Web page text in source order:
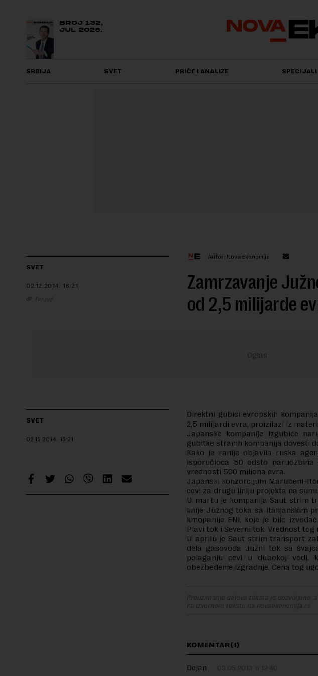
BROJ 132,
JUL 2026.
SRBIJA SVET PRIČE I ANALIZE SPECIJALI
SVET
02.12.2014. 16:21
Tanjug
Autor: Nova Ekonomija
Zamrzavanje
od 2,5 milijarde
SVET
02.12.2014. 16:21
Direktni gubici evropskih
2,5 milijardi evra, proizilazi iz
Japanske kompanije izgubiće
gubitke stranih kompanija dovesti
Kako je ranije objavila ruska
isporučioca 50 odsto
vrednosti 500 miliona evra.
Japanski konzorcijum Marubeni-
cevi za drugu liniju projekta na
U martu je kompanija Saut strim
linije Južnog toka sa italijanskim
kmopanije ENI, koje je bilo
Plavi tok i Severni tok. Vrednost
U aprilu je Saut strim transport
dela gasovoda Južni tok sa
polaganju cevi u dubokoj vodi,
obezbeđenje izgradnje. Cena tog
Preuzimanje delova teksta je dozvoljeno,
ka izvornom tekstu na novaekonomija.rs
KOMENTAR(1)
Dejan 03.05.2018. u 12:40